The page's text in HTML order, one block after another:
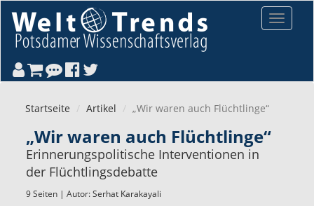
Toggle
Startseite Artikel „Wir waren auch Flüchtlinge“
„Wir waren auch Flüchtlinge“
Erinnerungspolitische Interventionen in
der Flüchtlingsdebatte
9 Seiten | Autor:Serhat Karakayali